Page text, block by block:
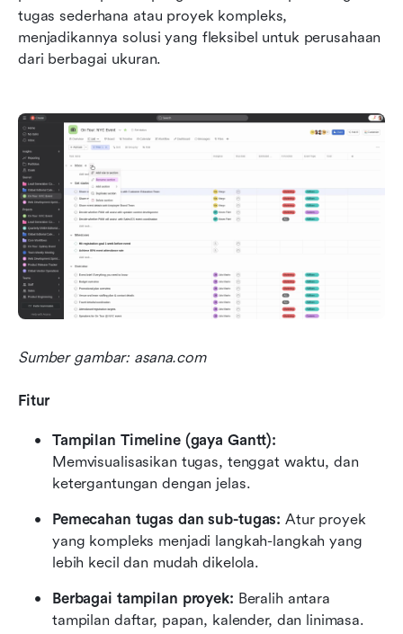
tugas sederhana atau proyek kompleks,
menjadikannya solusi yang fleksibel untuk perusahaan
dari berbagai ukuran.
Sumber gambar: asana.com
Fitur
Tampilan Timeline (gaya Gantt):
Memvisualisasikan tugas, tenggat waktu, dan
ketergantungan dengan jelas.
Pemecahan tugas dan sub-tugas: Atur proyek
yang kompleks menjadi langkah-langkah yang
lebih kecil dan mudah dikelola.
Berbagai tampilan proyek: Beralih antara
tampilan daftar, papan, kalender, dan linimasa.